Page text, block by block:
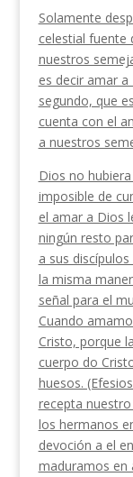
Solamente
celestial fuente
nuestros
es decir amar
segundo, que
cuenta con el
a nuestros
Dios no
imposible de
el amar a Dios
ningún resto
a sus
la misma
señal para el
Cuando
Cristo, porque
cuerpo do
huesos.
recepta
los hermanos
devoción a el
maduramos en